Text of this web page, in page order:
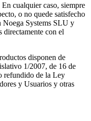
cualquier caso, siempre
o no quede satisfecho
Noega Systems SLU y
directamente con el
disponen de
1/2007, de 16 de
refundido de la Ley
y Usuarios y otras